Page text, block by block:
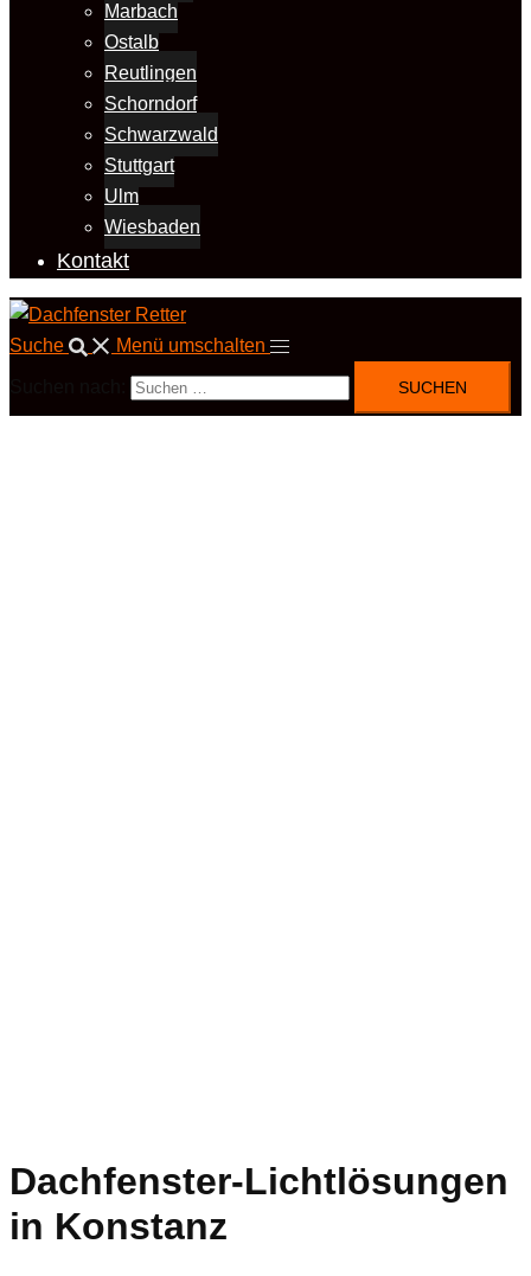
Marbach
Ostalb
Reutlingen
Schorndorf
Schwarzwald
Stuttgart
Ulm
Wiesbaden
Kontakt
Suche Menü umschalten
Dachfenster-Lichtlösungen
in Konstanz